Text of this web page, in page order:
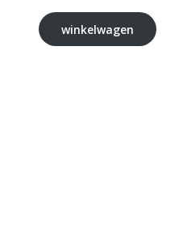
winkelwagen